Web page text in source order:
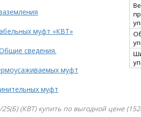
муфт «КВТ»
сведения.
муфт
муфт
(КВТ) купить по выгодной цене